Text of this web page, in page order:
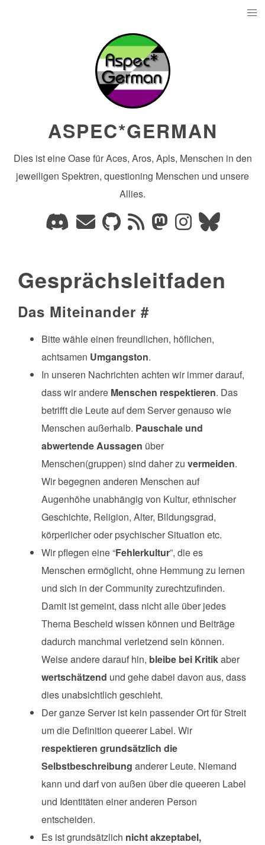
ASPEC*GERMAN
Dies ist eine Oase für Aces, Aros, Apls, Menschen in den
jeweiligen Spektren, questioning Menschen und unsere
Allies.
Gesprächsleitfaden
Das Miteinander #
Bitte wähle einen freundlichen, höflichen,
achtsamen Umgangston.
In unseren Nachrichten achten wir immer darauf,
dass wir andere Menschen respektieren. Das
betrifft die Leute auf dem Server genauso wie
Menschen außerhalb. Pauschale und
abwertende Aussagen über
Menschen(gruppen) sind daher zu vermeiden.
Wir begegnen anderen Menschen auf
Augenhöhe unabhängig von Kultur, ethnischer
Geschichte, Religion, Alter, Bildungsgrad,
körperlicher oder psychischer Situation etc.
Wir pflegen eine “Fehlerkultur”, die es
Menschen ermöglicht, ohne Hemmung zu lernen
und sich in der Community zurechtzufinden.
Damit ist gemeint, dass nicht alle über jedes
Thema Bescheid wissen können und Beiträge
dadurch manchmal verletzend sein können.
Weise andere darauf hin, bleibe bei Kritikaber
wertschätzend und gehe dabei davon aus, dass
dies unabsichtlich geschieht.
Der ganze Server ist kein passender Ort für Streit
um die Definition queerer Label. Wir
respektieren grundsätzlich die
Selbstbeschreibung anderer Leute. Niemand
kann und darf von außen über die queeren Label
und Identitäten einer anderen Person
entscheiden.
Es ist grundsätzlich nicht akzeptabel,